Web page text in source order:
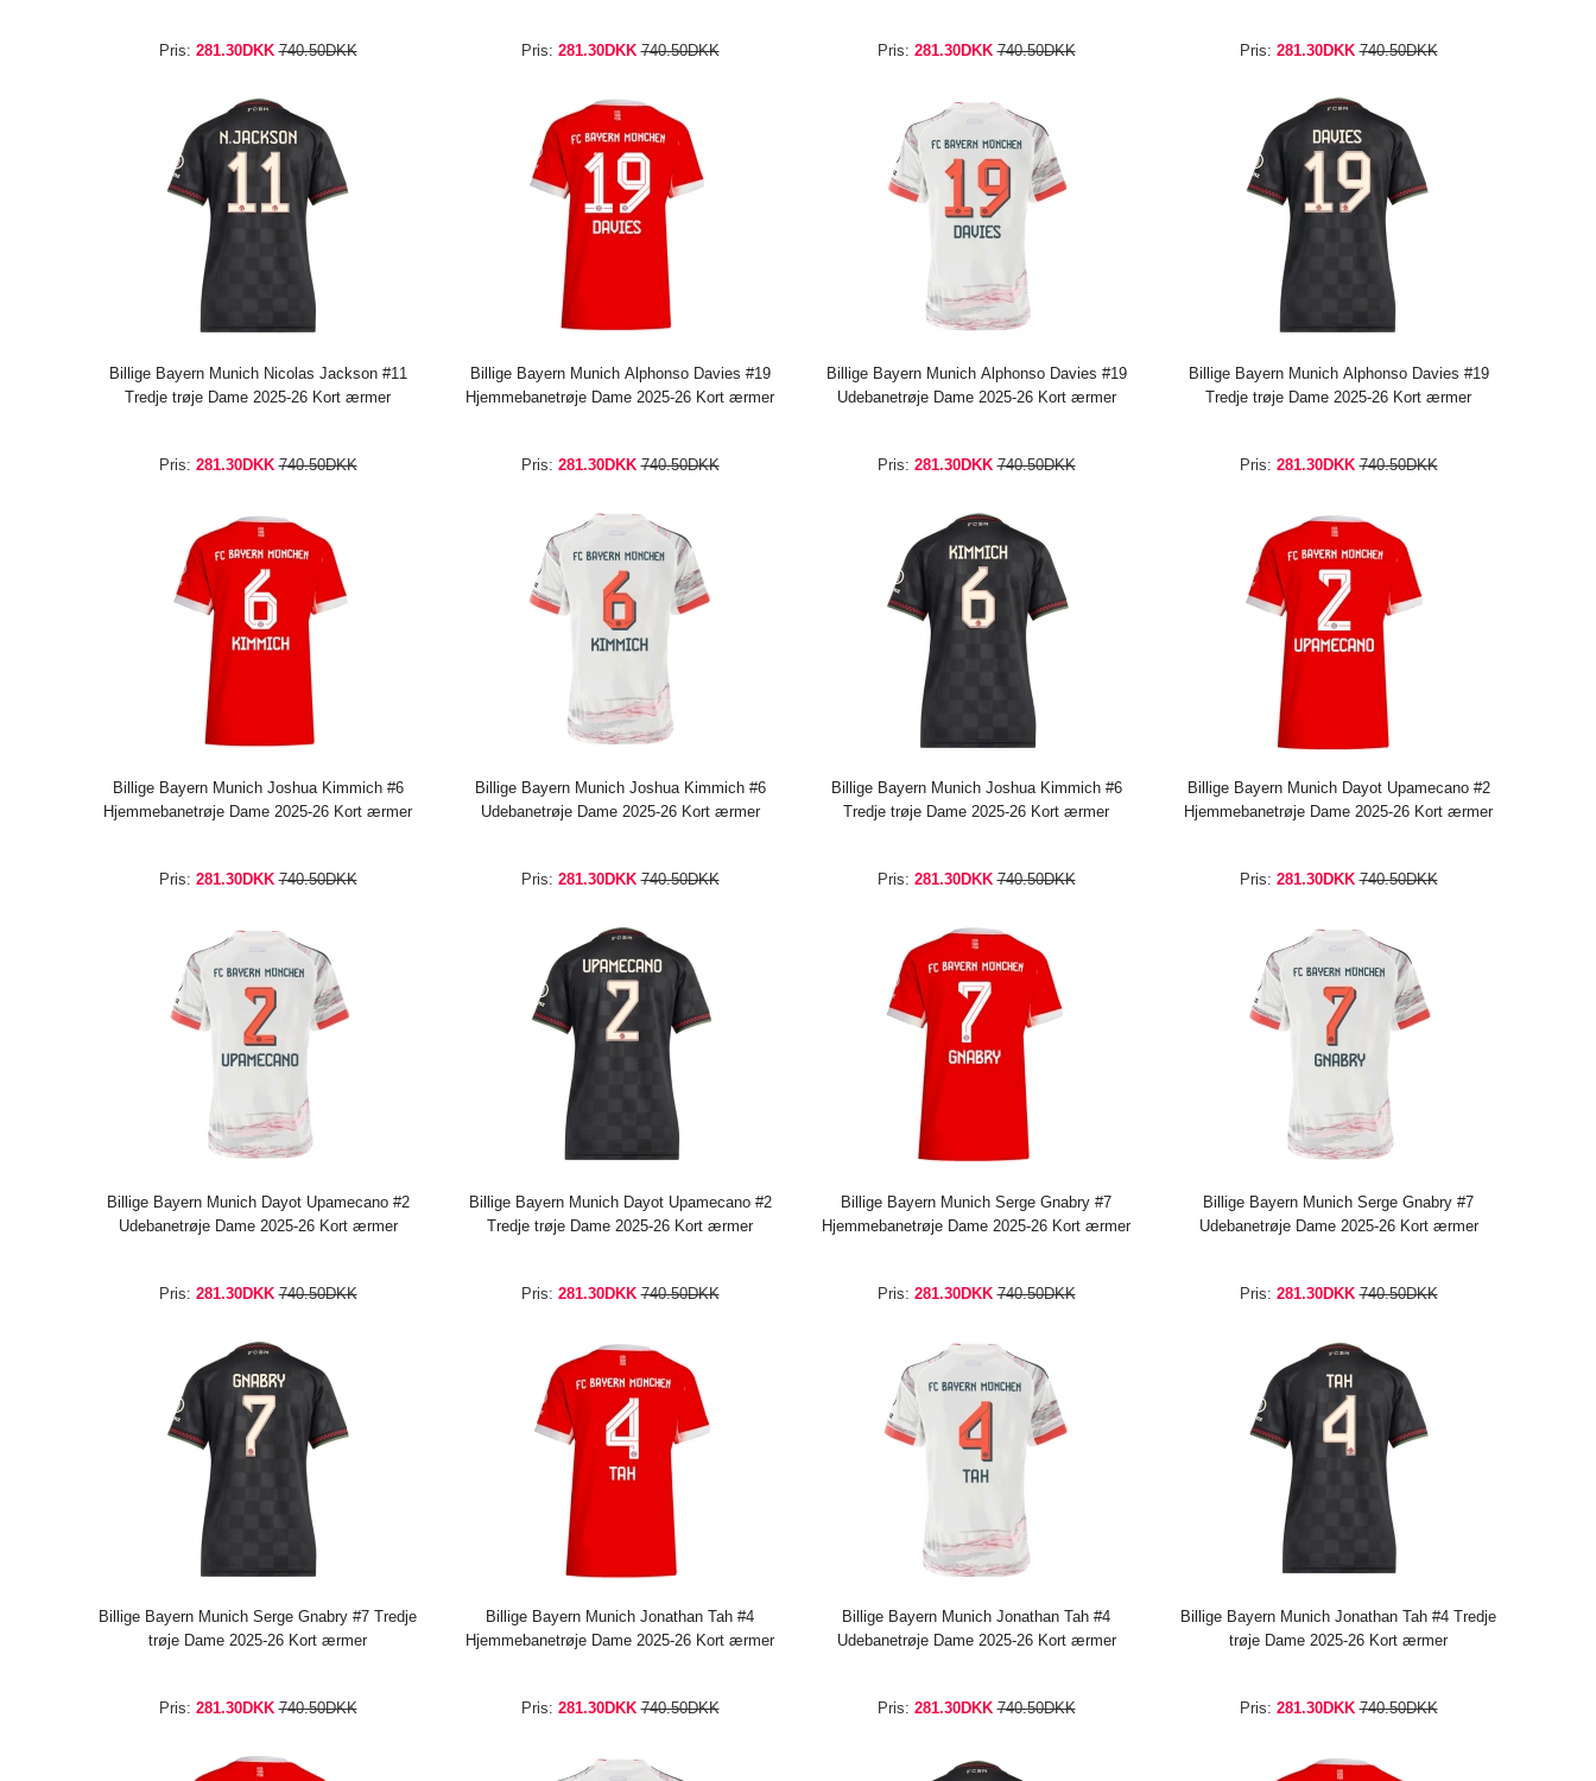
Pris: 281.30DKK 740.50DKK Pris: 281.30DKK 740.50DKK Pris: 281.30DKK 740.50DKK Pris: 281.30DKK 740.50DKK
Billige Bayern Munich Nicolas Jackson #11
Tredje trøje Dame 2025-26 Kort ærmer
Pris: 281.30DKK 740.50DKK
Billige Bayern Munich Alphonso Davies #19
Hjemmebanetrøje Dame 2025-26 Kort ærmer
Pris: 281.30DKK 740.50DKK
Billige Bayern Munich Alphonso Davies #19
Udebanetrøje Dame 2025-26 Kort ærmer
Pris: 281.30DKK 740.50DKK
Billige Bayern Munich Alphonso Davies #19
Tredje trøje Dame 2025-26 Kort ærmer
Pris: 281.30DKK 740.50DKK
Billige Bayern Munich Joshua Kimmich #6
Hjemmebanetrøje Dame 2025-26 Kort ærmer
Pris: 281.30DKK 740.50DKK
Billige Bayern Munich Joshua Kimmich #6
Udebanetrøje Dame 2025-26 Kort ærmer
Pris: 281.30DKK 740.50DKK
Billige Bayern Munich Joshua Kimmich #6
Tredje trøje Dame 2025-26 Kort ærmer
Pris: 281.30DKK 740.50DKK
Billige Bayern Munich Dayot Upamecano #2
Hjemmebanetrøje Dame 2025-26 Kort ærmer
Pris: 281.30DKK 740.50DKK
Billige Bayern Munich Dayot Upamecano #2
Udebanetrøje Dame 2025-26 Kort ærmer
Pris: 281.30DKK 740.50DKK
Billige Bayern Munich Dayot Upamecano #2
Tredje trøje Dame 2025-26 Kort ærmer
Pris: 281.30DKK 740.50DKK
Billige Bayern Munich Serge Gnabry #7
Hjemmebanetrøje Dame 2025-26 Kort ærmer
Pris: 281.30DKK 740.50DKK
Billige Bayern Munich Serge Gnabry #7
Udebanetrøje Dame 2025-26 Kort ærmer
Pris: 281.30DKK 740.50DKK
Billige Bayern Munich Serge Gnabry #7 Tredje
trøje Dame 2025-26 Kort ærmer
Pris: 281.30DKK 740.50DKK
Billige Bayern Munich Jonathan Tah #4
Hjemmebanetrøje Dame 2025-26 Kort ærmer
Pris: 281.30DKK 740.50DKK
Billige Bayern Munich Jonathan Tah #4
Udebanetrøje Dame 2025-26 Kort ærmer
Pris: 281.30DKK 740.50DKK
Billige Bayern Munich Jonathan Tah #4 Tredje
trøje Dame 2025-26 Kort ærmer
Pris: 281.30DKK 740.50DKK